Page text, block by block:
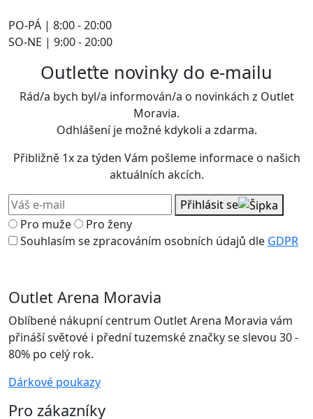
PO-PÁ | 8:00 - 20:00
SO-NE | 9:00 - 20:00
Outleťte novinky do e-mailu
Rád/a bych byl/a informován/a o novinkách z Outlet
Moravia.
Odhlášení je možné kdykoli a zdarma.
Přibližně 1x za týden Vám pošleme informace o našich
aktuálních akcích.
Přihlásit se
Pro muže
Pro ženy
Souhlasím se zpracováním osobních údajů dle GDPR
Outlet Arena Moravia
Oblíbené nákupní centrum Outlet Arena Moravia vám
přináší světové i přední tuzemské značky se slevou 30 -
80% po celý rok.
Dárkové poukazy
Pro zákazníky